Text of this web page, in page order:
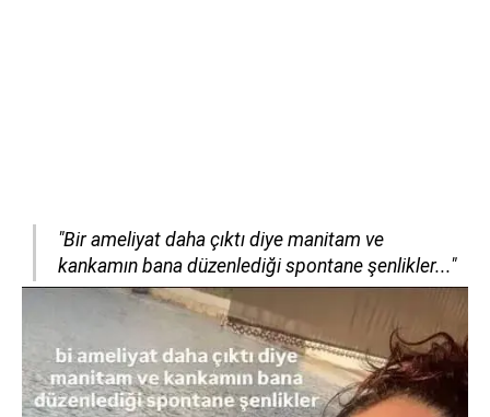
"Bir ameliyat daha çıktı diye manitam ve
kankamın bana düzenlediği spontane şenlikler..."